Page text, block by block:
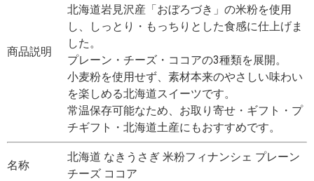
商品説明
北海道岩見沢産「おぼろづき」の米粉を使用
し、しっとり・もっちりとした食感に仕上げま
した。
プレーン・チーズ・ココアの3種類を展開。
小麦粉を使用せず、素材本来のやさしい味わい
を楽しめる北海道スイーツです。
常温保存可能なため、お取り寄せ・ギフト・プ
チギフト・北海道土産にもおすすめです。
名称
北海道 なきうさぎ 米粉フィナンシェ プレーン
チーズ ココア